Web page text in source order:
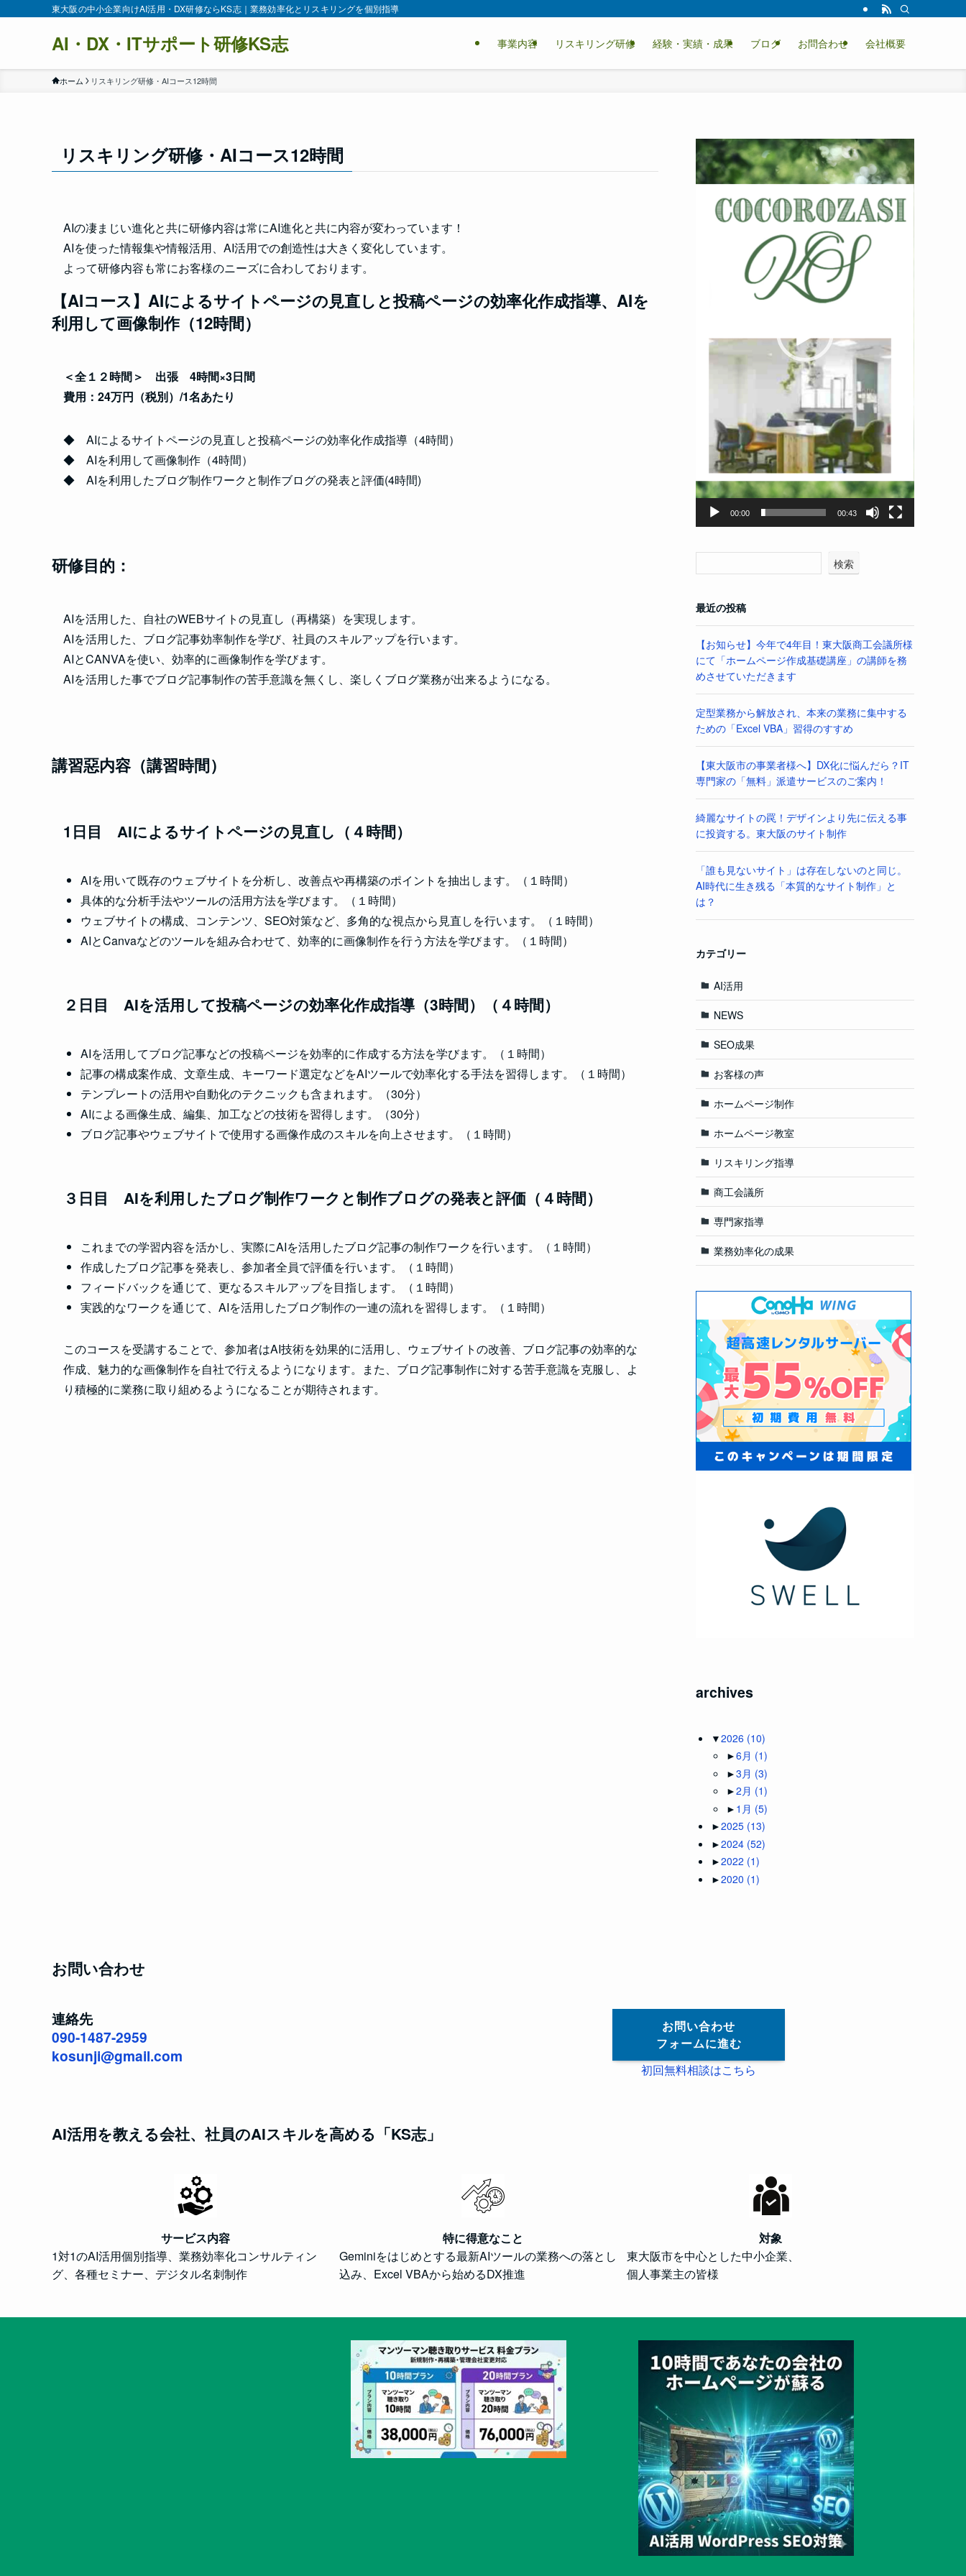
東大阪の中小企業向けAI活用・DX研修ならKS志｜業務効率化とリスキリングを個別指導
AI・DX・ITサポート研修KS志 事業内容 リスキリング研修 経験・実績・成果 ブログ お問合わせ 会社概要
ホーム リスキリング研修・AIコース12時間
リスキリング研修・AIコース12時間
AIの凄まじい進化と共に研修内容は常にAI進化と共に内容が変わっています！
AIを使った情報集や情報活用、AI活用での創造性は大きく変化しています。
よって研修内容も常にお客様のニーズに合わしております。
【AIコース】AIによるサイトページの見直しと投稿ページの効率化作成指導、AIを
利用して画像制作（12時間）
＜全１２時間＞ 出張 4時間×3日間
費用：24万円（税別）/1名あたり
◆ AIによるサイトページの見直しと投稿ページの効率化作成指導（4時間）
◆ AIを利用して画像制作（4時間）
◆ AIを利用したブログ制作ワークと制作ブログの発表と評価(4時間)
研修目的：
AIを活用した、自社のWEBサイトの見直し（再構築）を実現します。
AIを活用した、ブログ記事効率制作を学び、社員のスキルアップを行います。
AIとCANVAを使い、効率的に画像制作を学びます。
AIを活用した事でブログ記事制作の苦手意識を無くし、楽しくブログ業務が出来るようになる。
講習惡内容（講習時間）
1日目 AIによるサイトページの見直し（４時間）
AIを用いて既存のウェブサイトを分析し、改善点や再構築のポイントを抽出します。（１時間）
具体的な分析手法やツールの活用方法を学びます。（１時間）
ウェブサイトの構成、コンテンツ、SEO対策など、多角的な視点から見直しを行います。（１時間）
AIとCanvaなどのツールを組み合わせて、効率的に画像制作を行う方法を学びます。（１時間）
２日目 AIを活用して投稿ページの効率化作成指導（3時間） （４時間）
AIを活用してブログ記事などの投稿ページを効率的に作成する方法を学びます。（１時間）
記事の構成案作成、文章生成、キーワード選定などをAIツールで効率化する手法を習得します。（１時間）
テンプレートの活用や自動化のテクニックも含まれます。（30分）
AIによる画像生成、編集、加工などの技術を習得します。（30分）
ブログ記事やウェブサイトで使用する画像作成のスキルを向上させます。（１時間）
３日目 AIを利用したブログ制作ワークと制作ブログの発表と評価（４時間）
これまでの学習内容を活かし、実際にAIを活用したブログ記事の制作ワークを行います。（１時間）
作成したブログ記事を発表し、参加者全員で評価を行います。（１時間）
フィードバックを通じて、更なるスキルアップを目指します。（１時間）
実践的なワークを通じて、AIを活用したブログ制作の一連の流れを習得します。（１時間）
このコースを受講することで、参加者はAI技術を効果的に活用し、ウェブサイトの改善、ブログ記事の効率的な
作成、魅力的な画像制作を自社で行えるようになります。また、ブログ記事制作に対する苦手意識を克服し、よ
り積極的に業務に取り組めるようになることが期待されます。
動
画
プ
00:00 00:43
検索
最近の投稿
【お知らせ】今年で4年目！東大阪商工会議所様
にて「ホームページ作成基礎講座」の講師を務
めさせていただきます
定型業務から解放され、本来の業務に集中する
ための「Excel VBA」習得のすすめ
【東大阪市の事業者様へ】DX化に悩んだら？IT
専門家の「無料」派遣サービスのご案内！
綺麗なサイトの罠！デザインより先に伝える事
に投資する。東大阪のサイト制作
「誰も見ないサイト」は存在しないのと同じ。
AI時代に生き残る「本質的なサイト制作」と
は？
カテゴリー
AI活用
NEWS
SEO成果
お客様の声
ホームページ制作
ホームページ教室
リスキリング指導
商工会議所
専門家指導
業務効率化の成果
archives
▼2026 (10)
►6月 (1)
►3月 (3)
►2月 (1)
► 1月 (5)
►2025 (13)
►2024 (52)
►2022 (1)
►2020 (1)
お問い合わせ
連絡先
090-1487-2959
kosunji@gmail.com
お問い合わせ
フォームに進む
初回無料相談はこちら
AI活用を教える会社、社員のAIスキルを高める「KS志」
サービス内容
1対1のAI活用個別指導、業務効率化コンサルティン
グ、各種セミナー、デジタル名刺制作
特に得意なこと
Geminiをはじめとする最新AIツールの業務への落とし
込み、Excel VBAから始めるDX推進
対象
東大阪市を中心とした中小企業、
個人事業主の皆様